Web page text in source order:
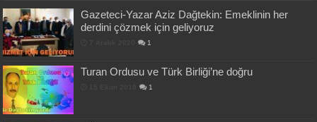
Gazeteci-Yazar Aziz Dağtekin: Emeklinin her
derdini çözmek için geliyoruz
1
Turan Ordusu ve Türk Birliği’ne doğru
1